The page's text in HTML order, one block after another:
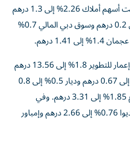
وفي قطاع المالية، تراجعت أسهم أملاك 2.26% إلى 1.3 درهم
وشعاع كابيتال 1.5% إلى 0.2 درهم وسوق دبي المالي 0.7%
وبخصوص العقار، تراجع إعمار للتطوير 1.8% إلى 13.56 درهم
والاتحاد العقارية 1.17% إلى 0.67 درهم وديار 0.5% إلى 0.8
درهم، مقابل ارتفاع تيكوم 1.85% إلى 3.31 درهم. وفي
المرافق، ارتفعت أسهم ديوا 0.76% إلى 2.66 درهم وإمباور